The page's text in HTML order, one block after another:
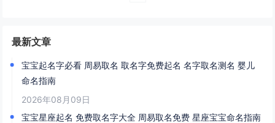
最新文章
宝宝起名字必看 周易取名 取名字免费起名 名字取名测名 婴儿
命名指南
2026年08月09日
宝宝星座起名 免费取名字大全 周易取名免费 星座宝宝命名指南